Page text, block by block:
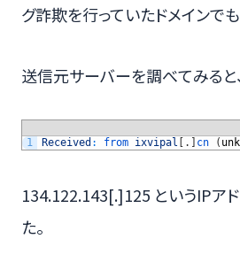
グ詐欺を行っていたドメインでも
送信元サーバーを調べてみると、
1 Received : from ixvipal . cn (
134.122.143[.]125 というIPア
た。